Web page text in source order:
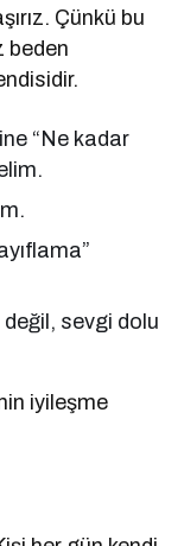
Çünkü bu
beden
“Ne kadar
değil, sevgi dolu
iyileşme